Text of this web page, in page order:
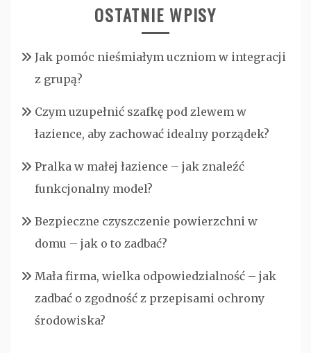
OSTATNIE WPISY
Jak pomóc nieśmiałym uczniom w integracji
z grupą?
Czym uzupełnić szafkę pod zlewem w
łazience, aby zachować idealny porządek?
Pralka w małej łazience – jak znaleźć
funkcjonalny model?
Bezpieczne czyszczenie powierzchni w
domu – jak o to zadbać?
Mała firma, wielka odpowiedzialność – jak
zadbać o zgodność z przepisami ochrony
środowiska?